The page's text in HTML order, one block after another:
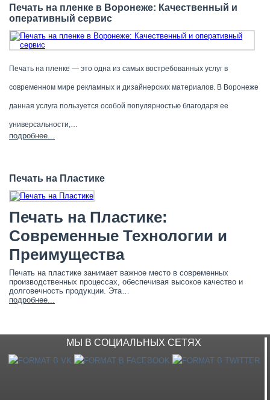
Печать на пленке в Воронеже: Качественный и
оперативный сервис
Печать на пленке — это одна из самых востребованных услуг в
современном мире рекламных и дизайнерских материалов. В Воронеже
данная услуга пользуется особой популярностью благодаря ее
универсальности,…
подробнее...
Печать на Пластике
Печать на Пластике:
Современные Технологии и
Преимущества
Печать на пластике занимает важное место в современных
производственных процессах, обеспечивая высокое качество и
долговечность продукции. Эта…
подробнее...
МЫ В СОЦИАЛЬНЫХ СЕТЯХ